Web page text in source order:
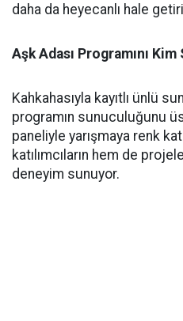
daha da heyecanlı hale
Aşk Adası Programını
Kahkahasıyla kayıtlı ünlü
programın sunuculuğunu
paneliyle yarışmaya renk
katılımcıların hem de
deneyim sunuyor.